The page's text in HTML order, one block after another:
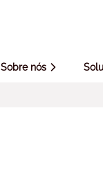
Sobre nós